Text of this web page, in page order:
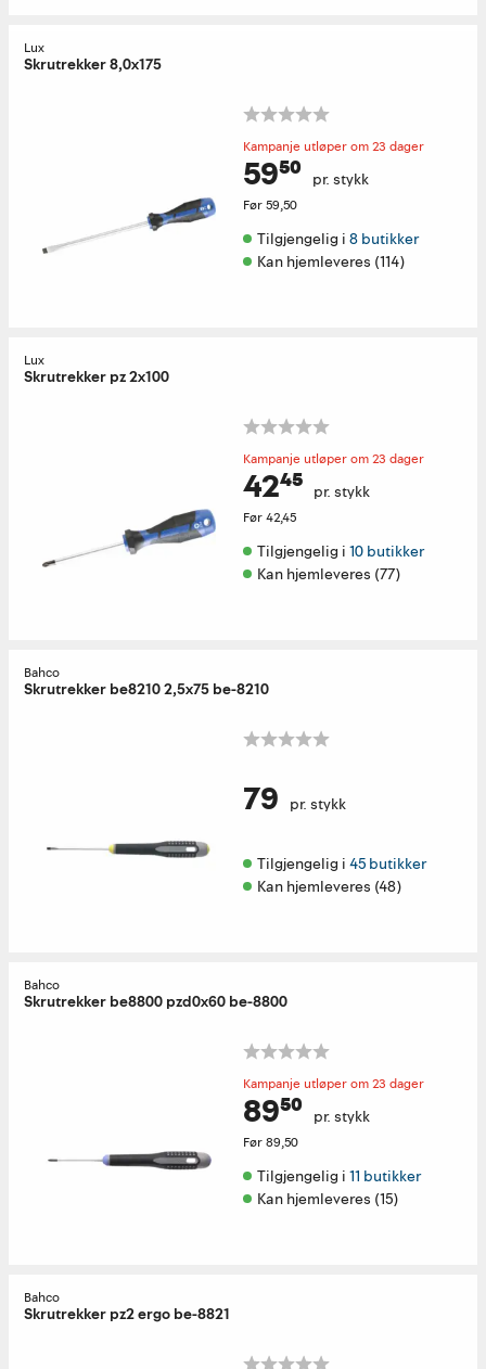
Lux
Skrutrekker 8,0x175
Kampanje utløper om 23 dager
59⁵⁰ pr. stykk
Før59,50
Tilgjengelig i 8 butikker
Kan hjemleveres (114)
Lux
Skrutrekker pz 2x100
Kampanje utløper om 23 dager
42⁴⁵ pr. stykk
Før42,45
Tilgjengelig i 10 butikker
Kan hjemleveres (77)
Bahco
Skrutrekker be8210 2,5x75 be-8210
79 pr. stykk
Tilgjengelig i 45 butikker
Kan hjemleveres (48)
Bahco
Skrutrekker be8800 pzd0x60 be-8800
Kampanje utløper om 23 dager
89⁵⁰ pr. stykk
Før89,50
Tilgjengelig i 11 butikker
Kan hjemleveres (15)
Bahco
Skrutrekker pz2 ergo be-8821